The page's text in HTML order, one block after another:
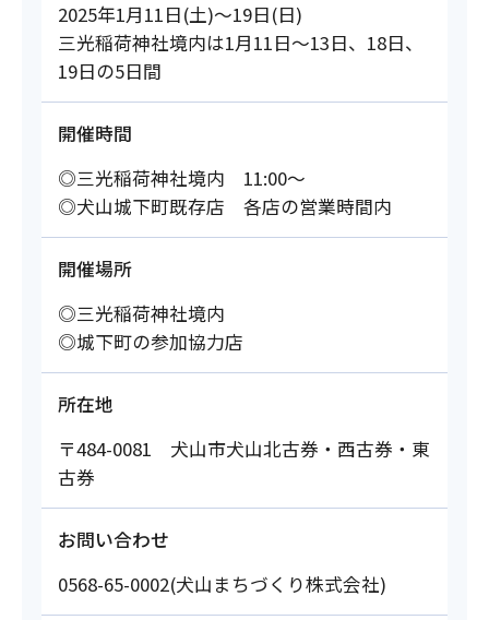
2025年1月11日(土)～19日(日)
三光稲荷神社境内は1月11日～13日、18日、
19日の5日間
開催時間
◎三光稲荷神社境内 11:00～
◎犬山城下町既存店 各店の営業時間内
開催場所
◎三光稲荷神社境内
◎城下町の参加協力店
所在地
〒484-0081 犬山市犬山北古券・西古券・東
古券
お問い合わせ
0568-65-0002(犬山まちづくり株式会社)